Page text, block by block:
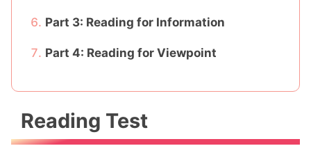
Part 3: Reading for Information
Part 4: Reading for Viewpoint
Reading Test